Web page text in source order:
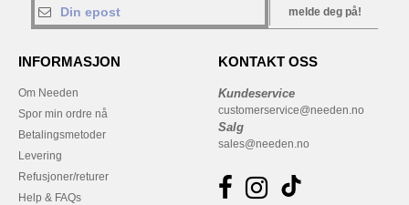
melde deg på!
INFORMASJON
Om Needen
Spor min ordre nå
Betalingsmetoder
Levering
Refusjoner/returer
Help & FAQs
KONTAKT OSS
Kundeservice
customerservice@needen.no
Salg
sales@needen.no